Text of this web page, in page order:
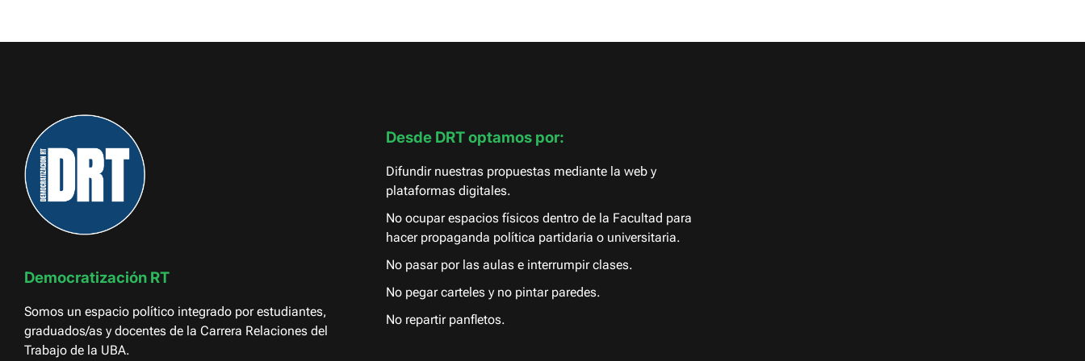
Democratización RT
Somos un espacio político integrado por estudiantes,
graduados/as y docentes de la Carrera Relaciones del
Trabajo de la UBA.
Desde DRT optamos por:
Difundir nuestras propuestas mediante la web y
plataformas digitales.
No ocupar espacios físicos dentro de la Facultad para
hacer propaganda política partidaria o universitaria.
No pasar por las aulas e interrumpir clases.
No pegar carteles y no pintar paredes.
No repartir panfletos.